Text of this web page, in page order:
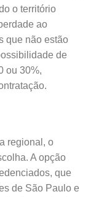
o território
ao
que não estão
de
ou 30%,
regional, o
A opção
que
de São Paulo e